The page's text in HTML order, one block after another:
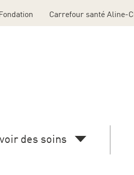
Carrefour santé Aline-
des soins